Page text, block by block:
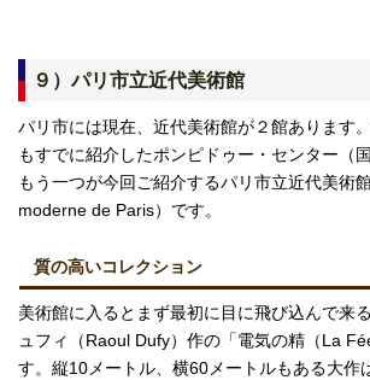
９）パリ市立近代美術館
パリ市には現在、近代美術館が２館あります
もすでに紹介したポンピドゥー・センター（
もう一つが今回ご紹介するパリ市立近代美術
moderne de Paris）です。
質の高いコレクション
美術館に入るとまず最初に目に飛び込んで来
ュフィ（Raoul Dufy）作の「電気の精（La
す。縦10メートル、横60メートルもある大作